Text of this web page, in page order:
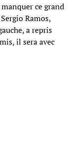
ce grand
Ramos,
a repris
il sera avec